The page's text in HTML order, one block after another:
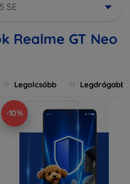
SE
Realme GT Neo
Legolcsóbb Legdrágabb
-10%